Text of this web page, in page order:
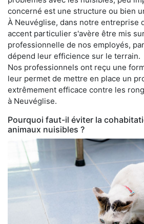
concerné est une structure ou bien
À Neuvéglise, dans notre entreprise
accent particulier s'avère être mis
professionnelle de nos employés,
dépend leur efficience sur le terrain.
Nos professionnels ont reçu une
leur permet de mettre en place un
extrêmement efficace contre les
à Neuvéglise.
Pourquoi faut-il éviter la
animaux nuisibles ?